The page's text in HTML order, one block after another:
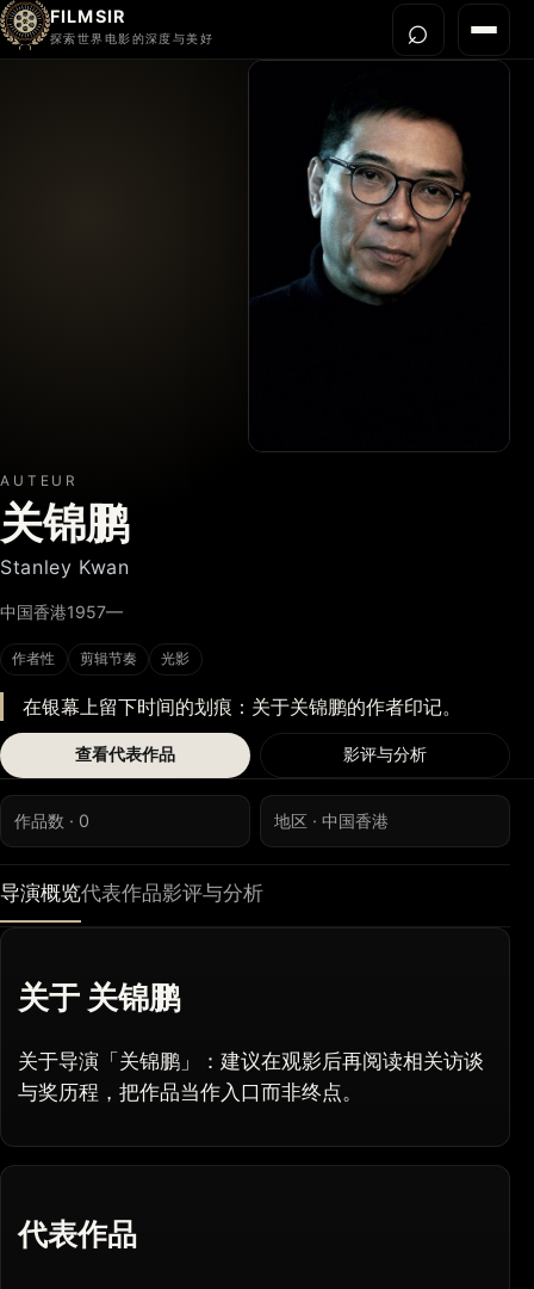
FILMSIR
探索世界电影的深度与美好 菜单
⌕打开
AUTEUR
关锦鹏
Stanley Kwan
中国香港1957—
作者性 剪辑节奏 光影
在银幕上留下时间的划痕：关于关锦鹏的作者印记。
查看代表作品 影评与分析
作品数 · 0 地区 · 中国香港
导演概览代表作品影评与分析
关于 关锦鹏
关于导演「关锦鹏」：建议在观影后再阅读相关访谈
与奖历程，把作品当作入口而非终点。
代表作品